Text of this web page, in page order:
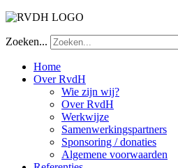
Zoeken...
Home
Over RvdH
Wie zijn wij?
Over RvdH
Werkwijze
Samenwerkingspartners
Sponsoring / donaties
Algemene voorwaarden